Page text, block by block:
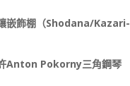
嵌飾棚（Shodana/Kazari-
Anton Pokorny三角鋼琴